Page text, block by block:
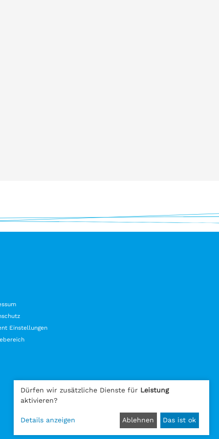
Einstellungen
Dürfen wir zusätzliche Dienste für Leistung
aktivieren?
Details anzeigen Ablehnen Das ist ok